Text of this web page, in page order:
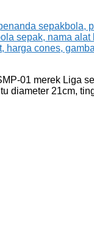
01 merek Liga
diameter 21cm,